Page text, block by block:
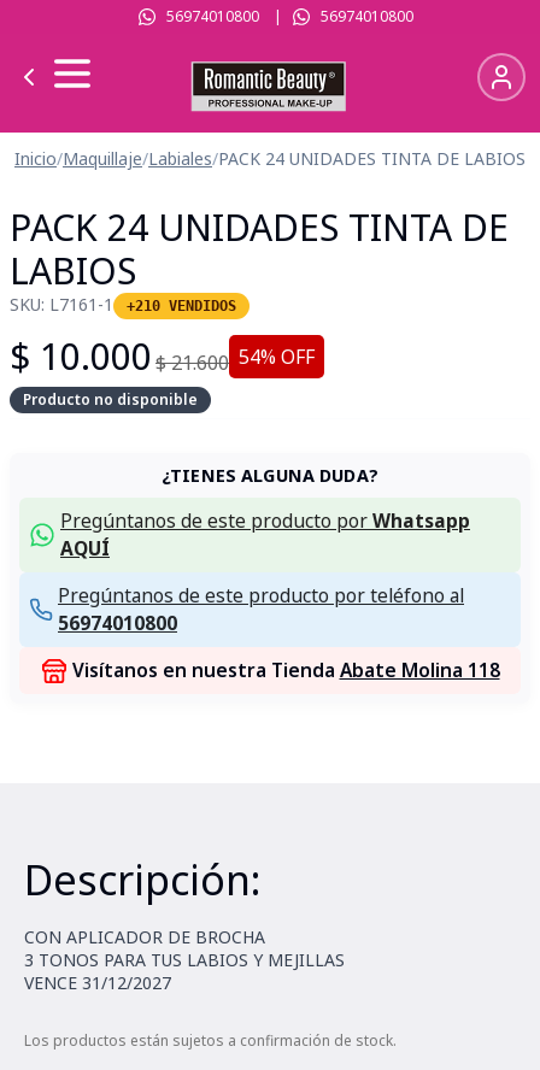
56974010800| 56974010800
Inicio/Maquillaje/Labiales/PACK 24 UNIDADES TINTA DE LABIOS
PACK 24 UNIDADES TINTA DE
LABIOS
SKU: L7161-1 +210 VENDIDOS
$ 10.000 $21.600 54% OFF
Producto no disponible
¿TIENES ALGUNA DUDA?
Pregúntanos de este producto porWhatsapp
AQUÍ
Pregúntanos de este producto por teléfono al
56974010800
Visítanos en nuestra Tienda Abate Molina 118
Descripción:
CON APLICADOR DE BROCHA
3 TONOS PARA TUS LABIOS Y MEJILLAS
VENCE 31/12/2027
Los productos están sujetos a confirmación de stock.